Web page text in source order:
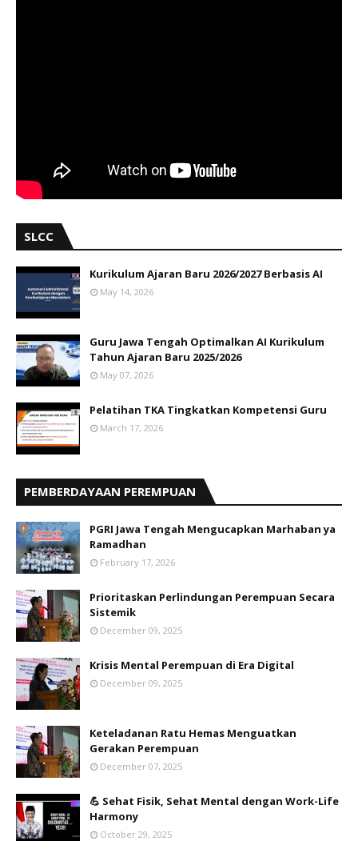
SLCC
Kurikulum Ajaran Baru 2026/2027 Berbasis AI
May 14, 2026
Guru Jawa Tengah Optimalkan AI Kurikulum
Tahun Ajaran Baru 2025/2026
May 07, 2026
Pelatihan TKA Tingkatkan Kompetensi Guru
March 17, 2026
PEMBERDAYAAN PEREMPUAN
PGRI Jawa Tengah Mengucapkan Marhaban ya
Ramadhan
February 17, 2026
Prioritaskan Perlindungan Perempuan Secara
Sistemik
December 09, 2025
Krisis Mental Perempuan di Era Digital
December 09, 2025
Keteladanan Ratu Hemas Menguatkan
Gerakan Perempuan
December 07, 2025
💪 Sehat Fisik, Sehat Mental dengan Work-Life
Harmony
October 29, 2025